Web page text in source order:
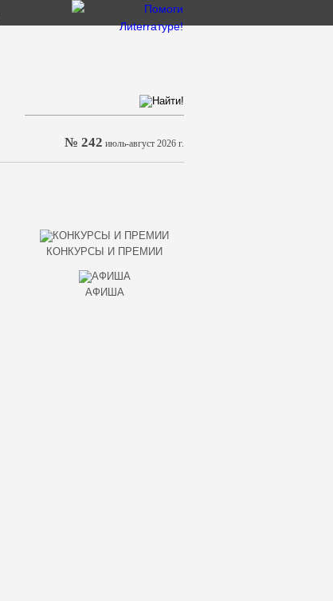
№ 242 июль-август 2026 г.
КОНКУРСЫ И ПРЕМИИ
АФИША